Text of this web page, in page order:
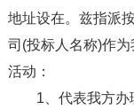
地址设在。兹指派
司(投标人名称)作
活动：
1、代表我方